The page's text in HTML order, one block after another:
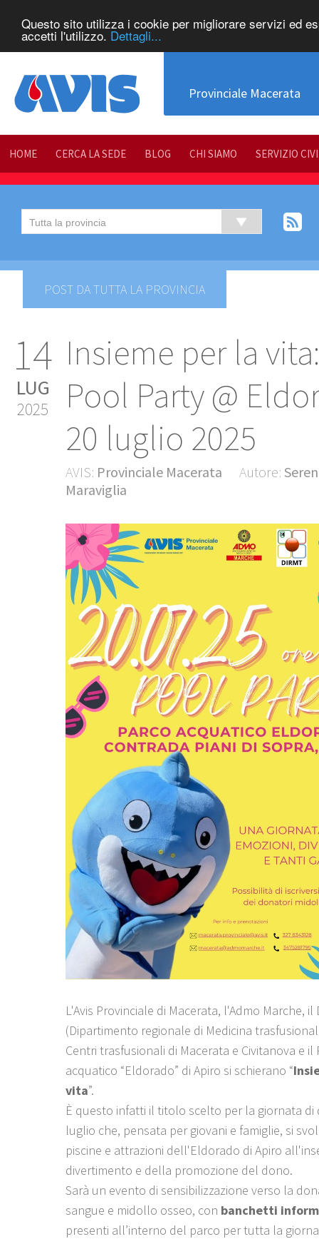
Questo sito utilizza i cookie per migliorare servizi ed
accetti l'utilizzo. Dettagli...
Provinciale Macerata
HOME CERCA LA SEDE BLOG CHI SIAMO SERVIZIO
POST DA TUTTA LA PROVINCIA
14
LUG
2025
Insieme per la vita:
Pool Party @
20 luglio 2025
AVIS: Provinciale Macerata Autore:
Maraviglia
L'Avis Provinciale di Macerata, l'Admo Marche, il
(Dipartimento regionale di Medicina
Centri trasfusionali di Macerata e Civitanova e il
acquatico “Eldorado” di Apiro si schierano “
vita”.
È questo infatti il titolo scelto per la giornata di
luglio che, pensata per giovani e famiglie, si
piscine e attrazioni dell'Eldorado di Apiro
divertimento e della promozione del dono.
Sarà un evento di sensibilizzazione verso la
sangue e midollo osseo, con banchetti
presenti all’interno del parco per tutta la